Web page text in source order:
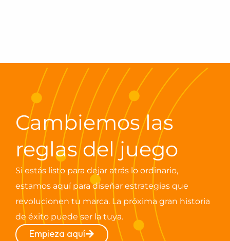
Cambiemos las
reglas del juego
Si estás listo para dejar atrás lo ordinario,
estamos aquí para diseñar estrategias que
revolucionen tu marca. La próxima gran historia
de éxito puede ser la tuya.
Empieza aquí